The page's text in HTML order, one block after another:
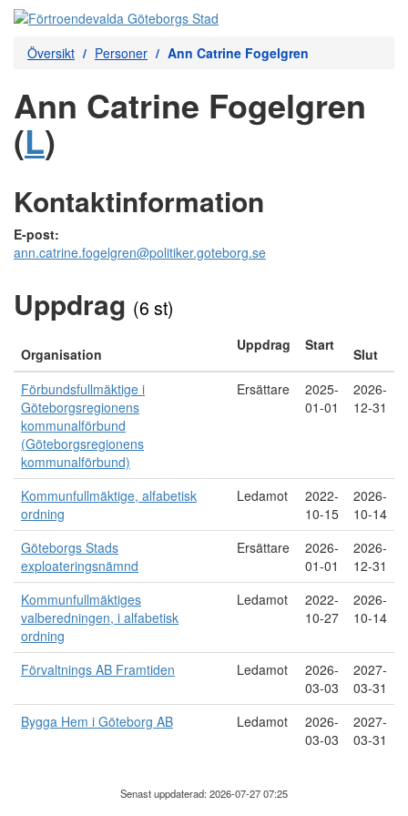
Översikt Personer Ann Catrine Fogelgren
Ann Catrine Fogelgren
(L)
Kontaktinformation
E-post:
ann.catrine.fogelgren@politiker.goteborg.se
Uppdrag (6 st)
Organisation
Uppdrag Start
Slut
Förbundsfullmäktige i
Göteborgsregionens
kommunalförbund
(Göteborgsregionens
kommunalförbund)
Ersättare
2025-
01-01
2026-
12-31
Kommunfullmäktige, alfabetisk
ordning
Ledamot
2022-
10-15
2026-
10-14
Göteborgs Stads
exploateringsnämnd
Ersättare
2026-
01-01
2026-
12-31
Kommunfullmäktiges
valberedningen, i alfabetisk
ordning
Ledamot
2022-
10-27
2026-
10-14
Förvaltnings AB Framtiden Ledamot
2026-
03-03
2027-
03-31
Bygga Hem i Göteborg AB
Ledamot
2026-
03-03
2027-
03-31
Senast uppdaterad: 2026-07-27 07:25